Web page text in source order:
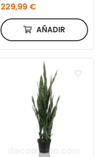
229,99 €
AÑADIR